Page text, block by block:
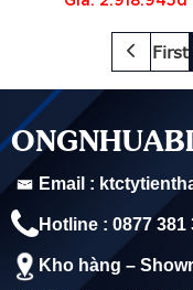
HỔ TRỢ VẬN CHUYỂN
QUỐC
First
Email :
Hotline : 0877 381
Kho hàng –